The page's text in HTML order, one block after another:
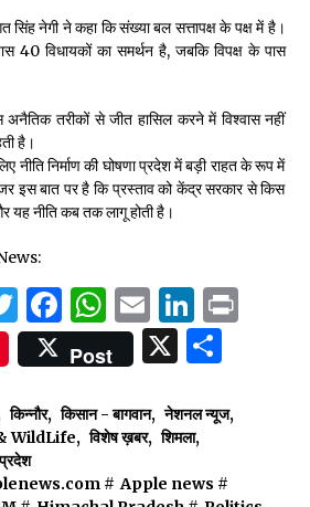
सिंह नेगी ने कहा कि संख्या बल सत्तापक्ष के पक्ष में है।
40 विधायकों का समर्थन है, जबकि विपक्ष के पास
अनैतिक तरीकों से जीत हासिल करने में विश्वास नहीं
है।
नीति निर्माण की घोषणा प्रदेश में बड़ी राहत के रूप में
इस बात पर है कि प्रस्ताव को केंद्र सरकार से किस
यह नीति कब तक लागू होती है।
Twitter
Facebook
WhatsApp
Email
Post X
किन्नौर, किसान - बागवान, नेशनल न्यूज,
& WildLife, विशेष ख़बर, शिमला,
# Apple news #